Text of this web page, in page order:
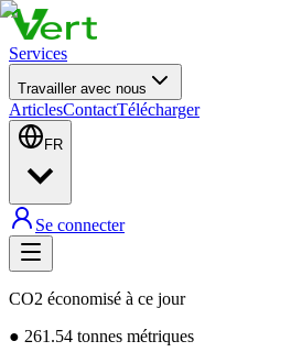
Services
Travailler avec nous
ArticlesContactTélécharger
FR
Se connecter
CO2 économisé à ce jour
● 261.54 tonnes métriques